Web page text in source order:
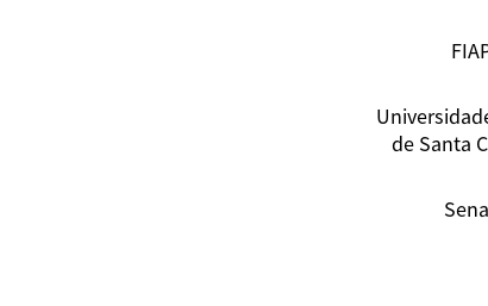
de Santa